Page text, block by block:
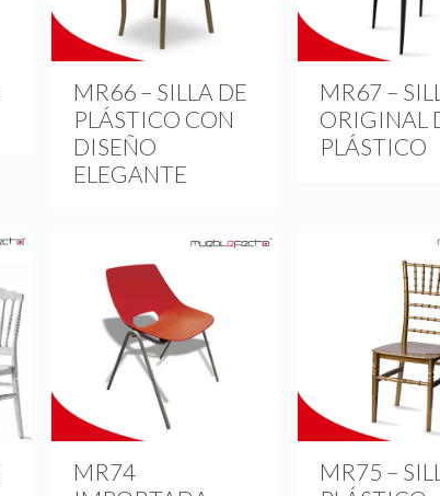
MR66 – SILLA DE
PLÁSTICO CON
DISEÑO
ELEGANTE
MR67 –
ORIGINAL
PLÁSTICO
MR74
MR75 –